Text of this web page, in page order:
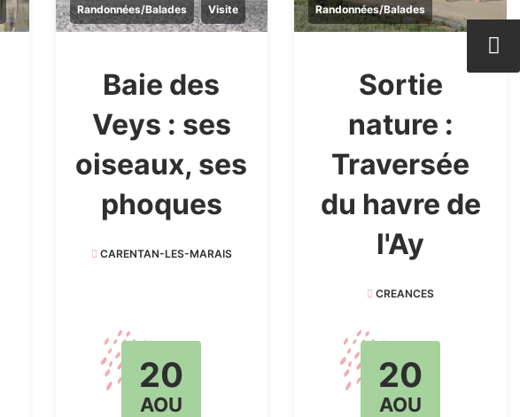
Randonnées/Balades Visite
Baie des
Veys : ses
oiseaux, ses
phoques
CARENTAN-LES-MARAIS
20
AOU
Randonnées/Balades
Sortie
nature :
Traversée
du havre de
l'Ay
CREANCES
20
AOU